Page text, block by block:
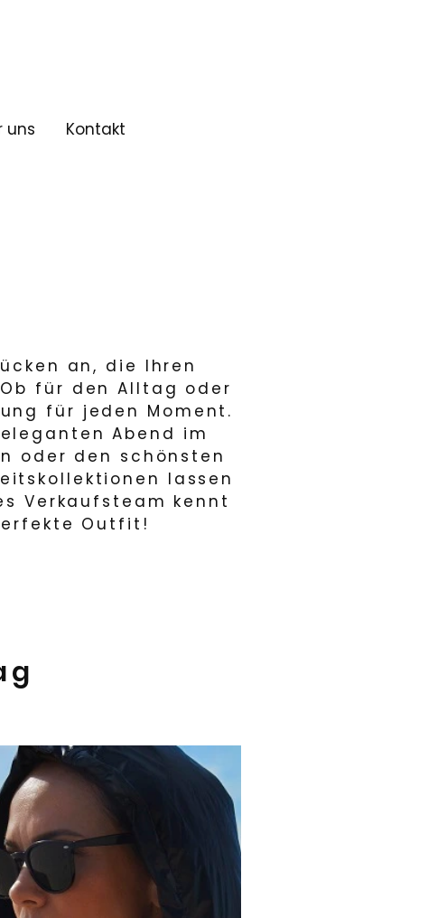
uns Kontakt
an, die Ihren
für den Alltag oder
für jeden Moment.
Abend im
oder den schönsten
lassen
Verkaufsteam kennt
Outfit!